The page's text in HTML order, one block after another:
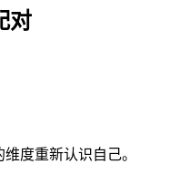
对
度重新认识自己。